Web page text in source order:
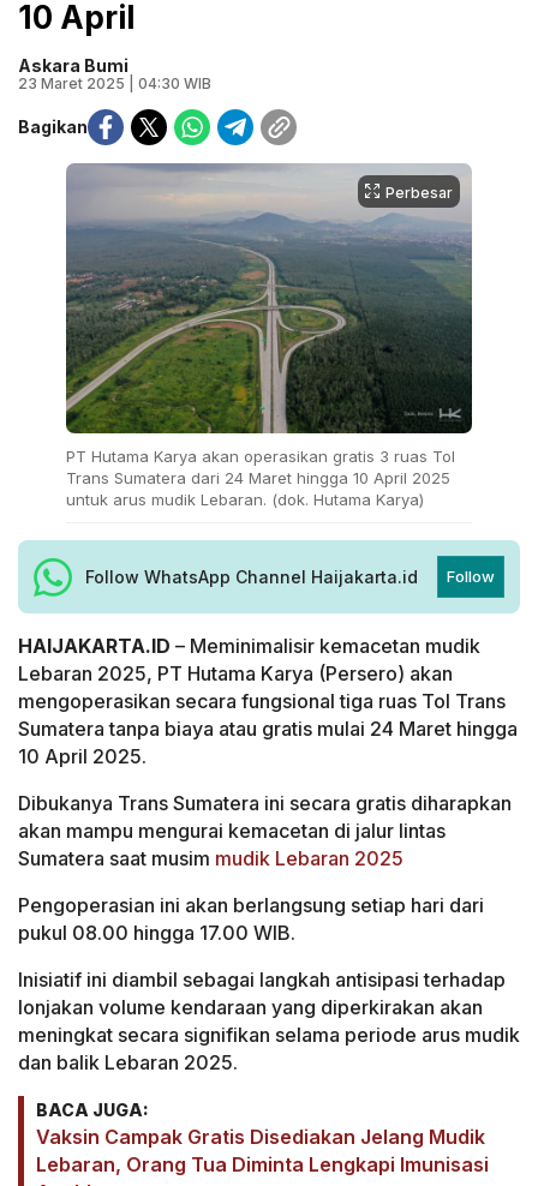
10 April
Askara Bumi
23 Maret 2025 | 04:30 WIB
Bagikan
Perbesar
PT Hutama Karya akan operasikan gratis 3 ruas Tol
Trans Sumatera dari 24 Maret hingga 10 April 2025
untuk arus mudik Lebaran. (dok. Hutama Karya)
Follow WhatsApp Channel Haijakarta.id Follow
HAIJAKARTA.ID – Meminimalisir kemacetan mudik
Lebaran 2025, PT Hutama Karya (Persero) akan
mengoperasikan secara fungsional tiga ruas Tol Trans
Sumatera tanpa biaya atau gratis mulai 24 Maret hingga
10 April 2025.
Dibukanya Trans Sumatera ini secara gratis diharapkan
akan mampu mengurai kemacetan di jalur lintas
Sumatera saat musim mudik Lebaran 2025
Pengoperasian ini akan berlangsung setiap hari dari
pukul 08.00 hingga 17.00 WIB.
Inisiatif ini diambil sebagai langkah antisipasi terhadap
lonjakan volume kendaraan yang diperkirakan akan
meningkat secara signifikan selama periode arus mudik
dan balik Lebaran 2025.
BACA JUGA:
Vaksin Campak Gratis Disediakan Jelang Mudik
Lebaran, Orang Tua Diminta Lengkapi Imunisasi